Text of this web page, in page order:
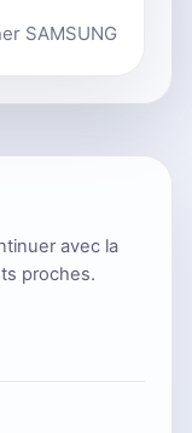
SAMSUNG
avec la
proches.